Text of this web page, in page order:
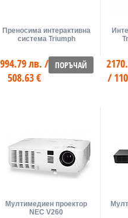
ПОРЪЧАЙ
994.79 лв. /
508.63 €
Преносима интерактивна
система Triumph
/
Мултимедиен проектор
NEC V260